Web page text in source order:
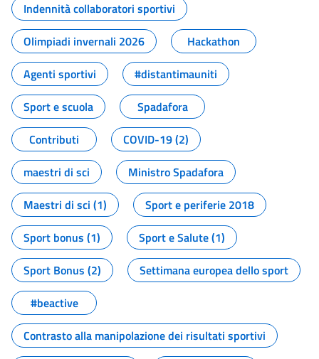
Indennità collaboratori sportivi
Olimpiadi invernali 2026
Hackathon
Agenti sportivi
#distantimauniti
Sport e scuola
Spadafora
Contributi
COVID-19 (2)
maestri di sci
Ministro Spadafora
Maestri di sci (1)
Sport e periferie 2018
Sport bonus (1)
Sport e Salute (1)
Sport Bonus (2)
Settimana europea dello sport
#beactive
Contrasto alla manipolazione dei risultati sportivi